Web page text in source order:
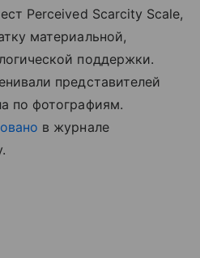
Perceived Scarcity Scale,
материальной,
поддержки.
представителей
по фотографиям.
в журнале